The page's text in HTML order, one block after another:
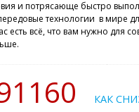
и потрясающе быстро
технологии в мире
есть всё, что вам нужно для
КАК